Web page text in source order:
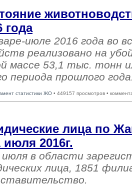
года
июле 2016 года во
реализовано на
массе 53,1 тыс. тонн
периода прошлого
статистики ЖО • 449157 просмотров •
лица по
июля 2016г.
в области
лица, 1851